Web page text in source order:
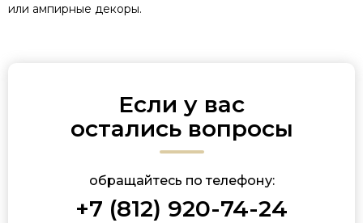
или ампирные декоры.
Если у вас
остались вопросы
обращайтесь по телефону:
+7 (812) 920-74-24